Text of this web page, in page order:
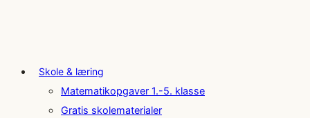
Skole & læring
Matematikopgaver 1.-5. klasse
Gratis skolematerialer